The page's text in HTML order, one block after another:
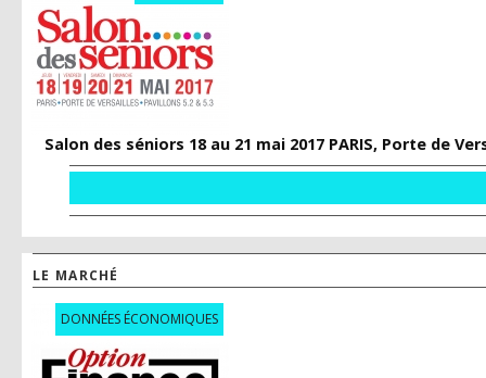
Salon des séniors 18 au 21 mai 2017 PARIS, Porte de
LE MARCHÉ
DONNÉES ÉCONOMIQUES